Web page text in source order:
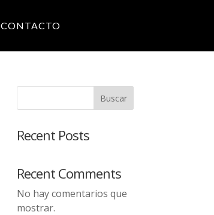
CONTACTO
Buscar
Recent Posts
Recent Comments
No hay comentarios que
mostrar.